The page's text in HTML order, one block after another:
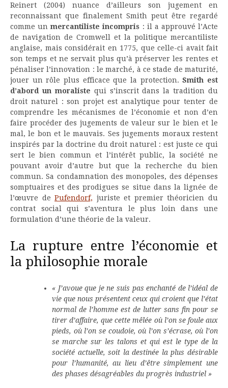
Reinert (2004) nuance d’ailleurs son jugement en
reconnaissant que finalement Smith peut être regardé
comme unmercantiliste incompris : il a approuvé l’Acte
de navigation de Cromwell et la politique mercantiliste
anglaise, mais considérait en 1775, que celle-ci avait fait
son temps et ne servait plus qu’à préserver les rentes et
pénaliser l’innovation : le marché, à ce stade de maturité,
jouer un rôle plus efficace que la protection.Smith est
d’abord un moraliste qui s’inscrit dans la tradition du
droit naturel : son projet est analytique pour tenter de
comprendre les mécanismes de l’économie et non d’en
faire procéder des jugements de valeur sur le bien et le
mal, le bon et le mauvais. Ses jugements moraux restent
inspirés par la doctrine du droit naturel : est juste ce qui
sert le bien commun et l’intérêt public, la société ne
pouvant avoir d’autre but que la recherche du bien
commun. Sa condamnation des monopoles, des dépenses
somptuaires et des prodigues se situe dans la lignée de
l’œuvre dePufendorf, juriste et premier théoricien du
contrat social qui s’aventura le plus loin dans une
formulation d’une théorie de la valeur.
La rupture entre l’économie et
la philosophie morale
« J’avoue que je ne suis pas enchanté de l’idéal de
vie que nous présentent ceux qui croient que l’état
normal de l’homme est de lutter sans fin pour se
tirer d’affaire, que cette mêlée où l’on se foule aux
pieds, où l’on se coudoie, où l’on s’écrase, où l’on
se marche sur les talons et qui est le type de la
société actuelle, soit la destinée la plus désirable
pour l’humanité, au lieu d’être simplement une
des phases désagréables du progrès industriel »